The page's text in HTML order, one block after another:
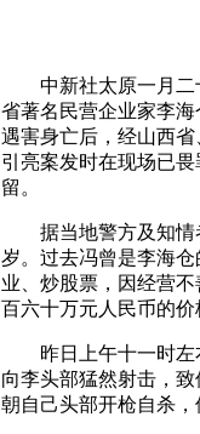
中新社太原一月二
省著名民营企业家李
遇害身亡后，经山西
引亮案发时在现场已
留。
据当地警方及知情
岁。过去冯曾是李海
业、炒股票，因经营
百六十万元人民币的
昨日上午十一时左
向李头部猛然射击，
朝自己头部开枪自杀